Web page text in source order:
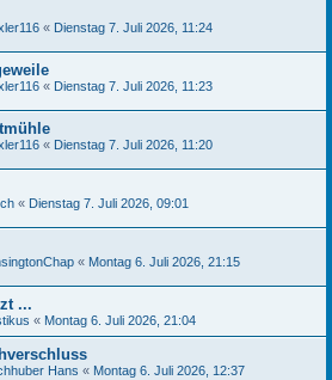
« Dienstag 7. Juli 2026, 11:24
« Dienstag 7. Juli 2026, 11:23
« Dienstag 7. Juli 2026, 11:20
« Dienstag 7. Juli 2026, 09:01
« Montag 6. Juli 2026, 21:15
...
« Montag 6. Juli 2026, 21:04
Hans « Montag 6. Juli 2026, 12:37